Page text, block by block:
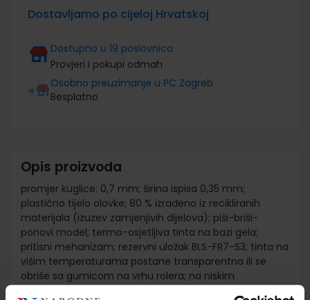
Dostavljamo po cijeloj Hrvatskoj
Dostupno u 19 poslovnica
Provjeri i pokupi odmah
Osobno preuzimanje u PC Zagreb
Besplatno
Opis proizvoda
promjer kuglice: 0,7 mm; širina ispisa 0,35 mm;
plastično tijelo olovke; 80 % izrađeno iz recikliranih
materijala (izuzev zamjenjivih dijelova); piši-briši-
ponovi model; termo-osjetljiva tinta na bazi gela;
pritisni mehanizam; rezervni uložak BLS-FR7-S3; tinta na
višim temperaturama postane transparentna ili se
obriše sa gumicom na vrhu rolera; na niskim
temperaturama (-10°C) tinta se ponovno pojavljuje